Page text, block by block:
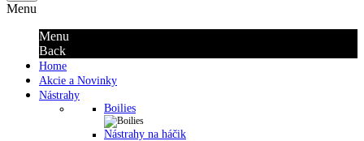
Menu
Menu
Back
Home
Akcie a Novinky
Nástrahy
Boilies
Nástrahy na háčik